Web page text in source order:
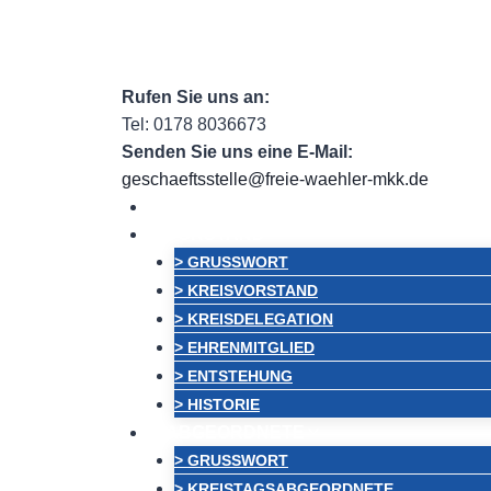
Rufen Sie uns an:
Tel: 0178 8036673
Senden Sie uns eine E-Mail:
geschaeftsstelle@freie-waehler-mkk.de
> GRUSSWORT
> KREISVORSTAND
> KREISDELEGATION
> EHRENMITGLIED
> ENTSTEHUNG
> HISTORIE
> GRUSSWORT